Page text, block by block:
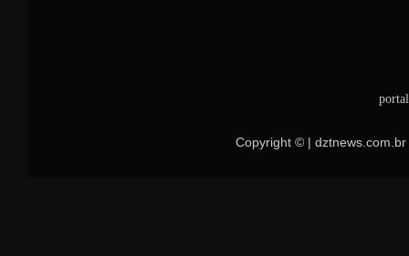
Copyright © |